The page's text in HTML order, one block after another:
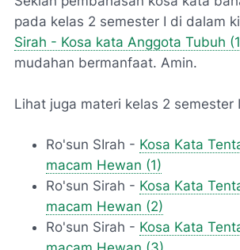
pada kelas 2 semester I di dalam
Sirah - Kosa kata Anggota Tubuh
mudahan bermanfaat. Amin.
Lihat juga materi kelas 2 semester
Ro'sun SIrah - Kosa Kata
macam Hewan (1)
Ro'sun Sirah - Kosa Kata
macam Hewan (2)
Ro'sun Sirah - Kosa Kata